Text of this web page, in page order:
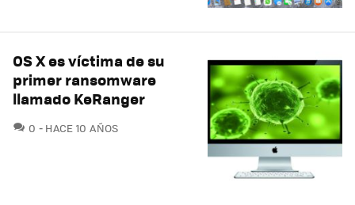
OS X es víctima de su
primer ransomware
llamado KeRanger
0 COMENTARIOS
HACE 10 AÑOS